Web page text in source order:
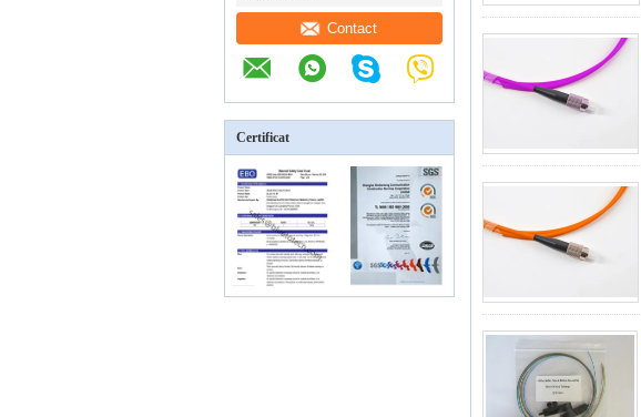
Contact
Certificat